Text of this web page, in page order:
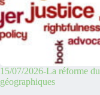
15/07/2026-La réforme
géographiques